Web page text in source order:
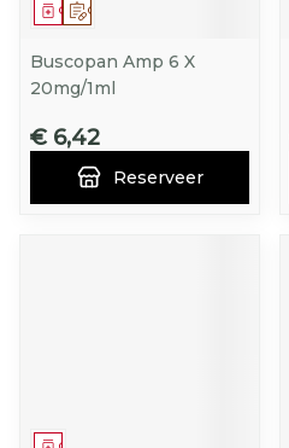
Op voorschrift
Geneesmiddel
Buscopan Amp 6 X
20mg/1ml
€ 6,42
Reserveer